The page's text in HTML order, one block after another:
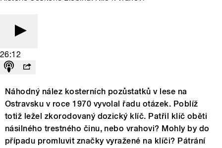
26:12
Náhodný nález kosterních pozůstatků v lese na
Ostravsku v roce 1970 vyvolal řadu otázek. Poblíž
totiž ležel zkorodovaný dozický klíč. Patřil klíč oběti
násilného trestného činu, nebo vrahovi? Mohly by do
případu promluvit značky vyražené na klíči? Pátrání